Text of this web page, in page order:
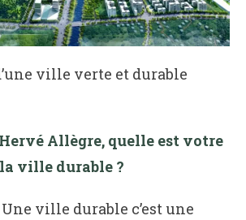
ville verte et durable
Allègre, quelle est votre
ville durable ?
ville durable c’est une